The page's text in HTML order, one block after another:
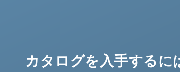
カタログを入手する